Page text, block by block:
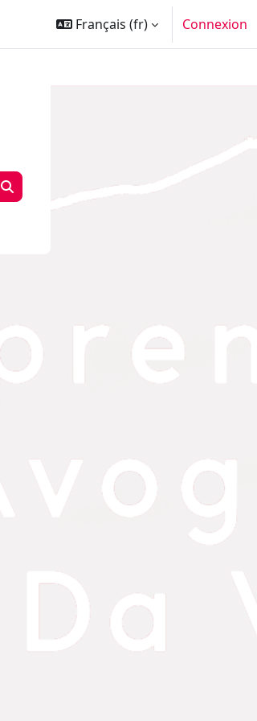
Français ‎(fr)‎ Connexion
Rechercher des cours
Rechercher des cours